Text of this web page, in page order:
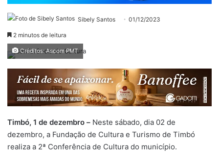
Sibely Santos 01/12/2023
2 minutos de leitura
Créditos: Ascom PMT
Timbó, 1 de dezembro – Neste sábado, dia 02 de
dezembro, a Fundação de Cultura e Turismo de Timbó
realiza a 2ª Conferência de Cultura do município.